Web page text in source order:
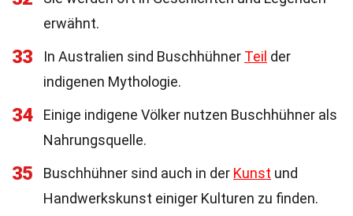
erwähnt.
33 In Australien sind Buschhühner Teil der
indigenen Mythologie.
34
Einige indigene Völker nutzen Buschhühner als
Nahrungsquelle.
35 Buschhühner sind auch in der Kunst und
Handwerkskunst einiger Kulturen zu finden.